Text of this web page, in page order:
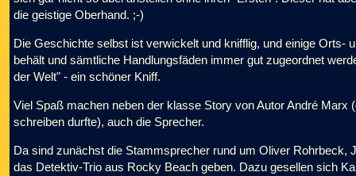
die geistige Oberhand. ;-)
Die Geschichte selbst ist verwickelt und knifflig, und einige Orts-
behält und sämtliche Handlungsfäden immer gut zugeordnet
der Welt" - ein schöner Kniff.
Viel Spaß machen neben der klasse Story von Autor André
schreiben durfte), auch die Sprecher.
Da sind zunächst die Stammsprecher rund um Oliver Rohrbeck,
das Detektiv-Trio aus Rocky Beach geben. Dazu gesellen sich